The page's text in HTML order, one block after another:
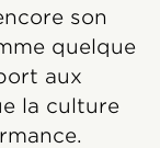
son
quelque
aux
la culture